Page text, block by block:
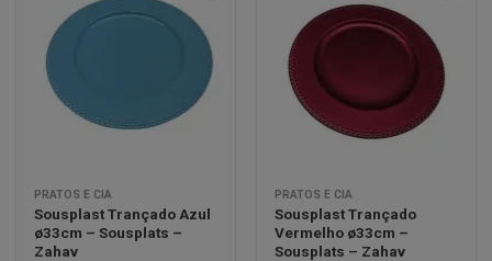
desejos
PRATOS E CIA
Sousplast Trançado Azul
ø33cm – Sousplats –
Zahav
Minha
lista de
desejos
PRATOS E CIA
Sousplast Trançado
Vermelho ø33cm –
Sousplats – Zahav